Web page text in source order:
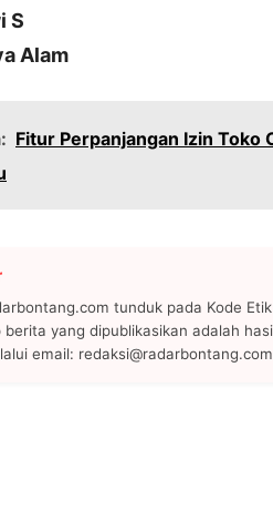
S
Alam
Fitur Perpanjangan Izin Toko
tunduk pada Kode
berita yang dipublikasikan adalah
email: